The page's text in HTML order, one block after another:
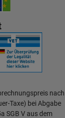
nach
Taxe) bei Abgabe
SGB V aus dem